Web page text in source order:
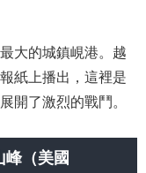
大的城鎮峴港。越
紙上播出，這裡是
開了激烈的戰鬥。
峰（美國